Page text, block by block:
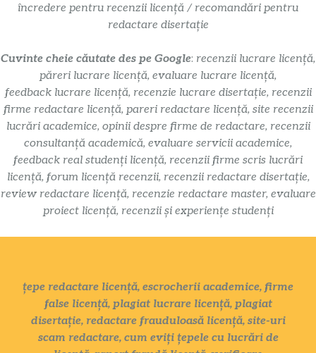
încredere pentru recenzii licență / recomandări pentru
redactare disertație
Cuvinte cheie căutate des pe Google: recenzii lucrare licență,
păreri lucrare licență, evaluare lucrare licență,
feedback lucrare licență, recenzie lucrare disertație, recenzii
firme redactare licență, pareri redactare licență, site recenzii
lucrări academice, opinii despre firme de redactare, recenzii
consultanță academică, evaluare servicii academice,
feedback real studenți licență, recenzii firme scris lucrări
licență, forum licență recenzii, recenzii redactare disertație,
review redactare licență, recenzie redactare master, evaluare
proiect licență, recenzii și experiențe studenți
țepe redactare licență, escrocherii academice, firme
false licență, plagiat lucrare licență, plagiat
disertație, redactare frauduloasă licență, site-uri
scam redactare, cum eviți țepele cu lucrări de